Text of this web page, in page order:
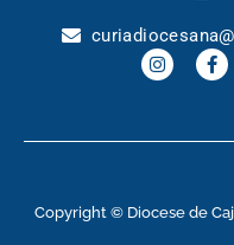
Copyright © Diocese de